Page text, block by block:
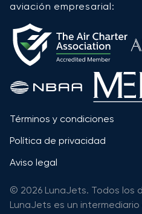
aviación empresarial:
Términos y condiciones
Política de privacidad
Aviso legal
© 2026 LunaJets. Todos los
LunaJets es un